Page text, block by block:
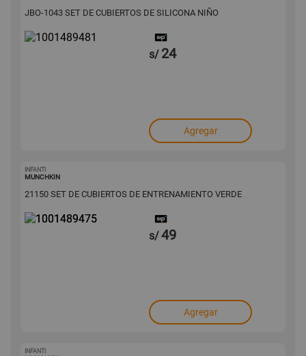
JBO-1043 SET DE CUBIERTOS DE SILICONA NIÑO
s/ 24
Agregar
INFANTI
MUNCHKIN
21150 SET DE CUBIERTOS DE ENTRENAMIENTO VERDE
s/49
Agregar
INFANTI